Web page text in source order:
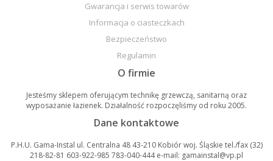
Gwarancja i serwis towarów
Informacja o ciasteczkach
Bezpieczeństwo
Regulamin
O firmie
Jesteśmy sklepem oferującym technikę grzewczą, sanitarną oraz
wyposażanie łazienek. Działalność rozpoczęliśmy od roku 2005.
Dane kontaktowe
P.H.U. Gama-Instal ul. Centralna 48 43-210 Kobiór woj. Śląskie tel./fax (32)
218-82-81 603-922-985 783-040-444 e-mail: gamainstal@vp.pl